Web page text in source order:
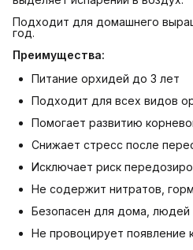
Подходит для домашнего
год.
Преимущества:
Питание орхидей до 3 лет
Подходит для всех видов
Помогает развитию
Снижает стресс после
Исключает риск
Не содержит нитратов,
Безопасен для дома, людей
Не провоцирует появление